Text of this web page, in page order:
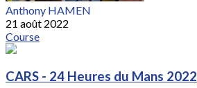
Anthony HAMEN
21 août 2022
Course
CARS - 24 Heures du Mans 2022